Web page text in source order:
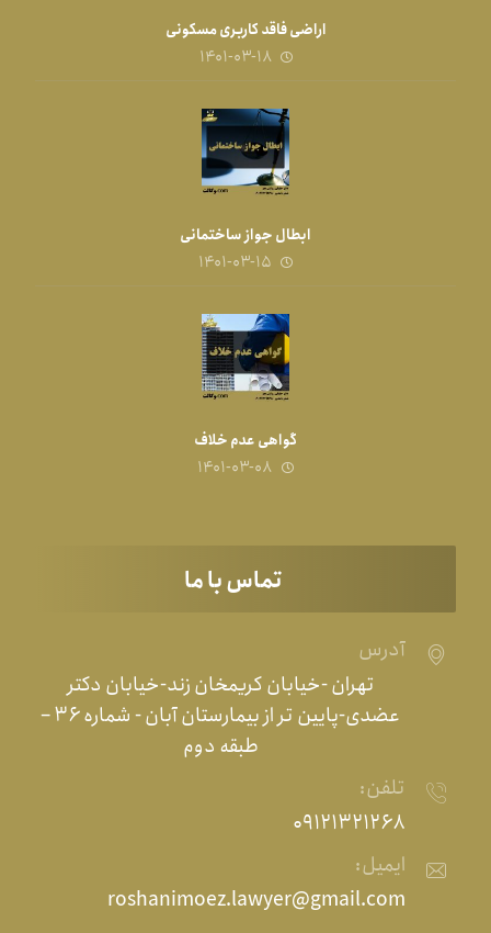
اراضی فاقد کاربری مسکونی
۱۴۰۱-۰۳-۱۸
ابطال جواز ساختمانی
۱۴۰۱-۰۳-۱۵
گواهی عدم خلاف
۱۴۰۱-۰۳-۰۸
تماس با ما
آدرس
تهران -خیابان کریمخان زند-خیابان دکتر
عضدی-پایین تر از بیمارستان آبان - شماره ۳۶ –
طبقه دوم
تلفن:
۰۹۱۲۱۳۲۱۲۶۸
ایمیل:
roshanimoez.lawyer@gmail.com